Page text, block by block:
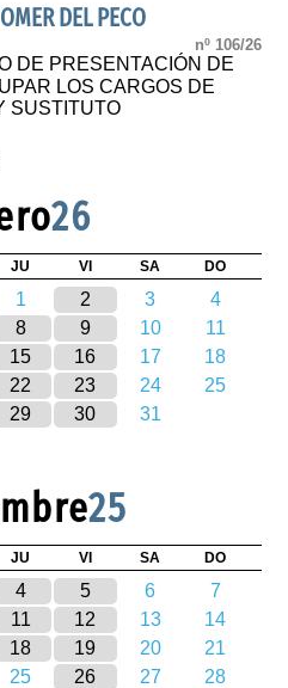
DEL PECO
nº 106/26
DE PRESENTACIÓN DE
LOS CARGOS DE
SUSTITUTO
26
JU VI SA DO
1 2 3
4
8 9 10
11
15 16 17
18
22 23 24
25
29 30 31
25
JU VI SA DO
4 5 6
7
11 12 13
14
18 19 20
21
25 26 27
28